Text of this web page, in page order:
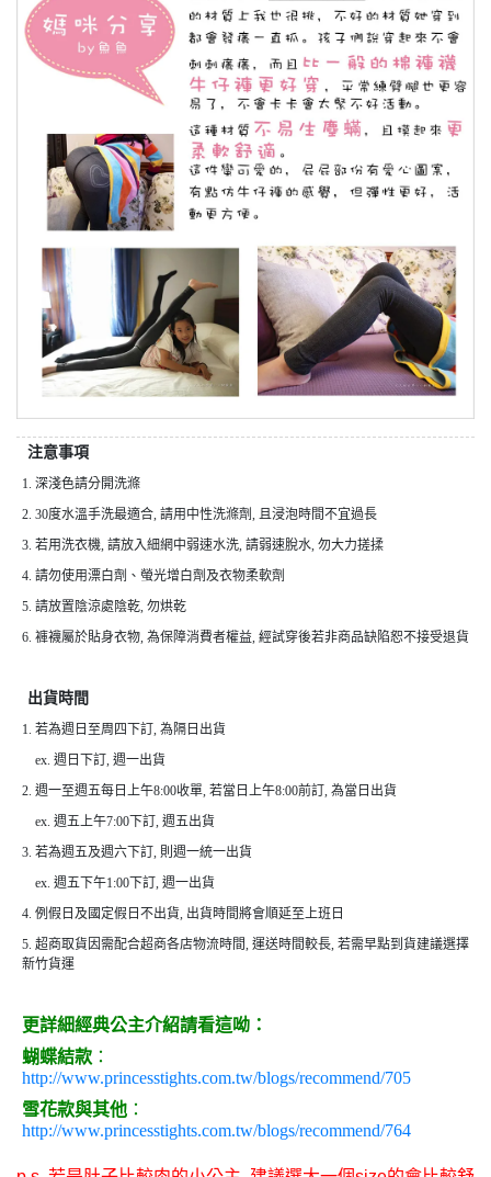
注意事項
1. 深淺色請分開洗滌
2. 30度水溫手洗最適合, 請用中性洗滌劑, 且浸泡時間不宜過長
3. 若用洗衣機, 請放入細網中弱速水洗, 請弱速脫水, 勿大力搓揉
4. 請勿使用漂白劑、螢光增白劑及衣物柔軟劑
5. 請放置陰涼處陰乾, 勿烘乾
6. 褲襪屬於貼身衣物, 為保障消費者權益, 經試穿後若非商品缺陷恕不接受退貨
出貨時間
1. 若為週日至周四下訂, 為隔日出貨
ex. 週日下訂, 週一出貨
2. 週一至週五每日上午8:00收單, 若當日上午8:00前訂, 為當日出貨
ex. 週五上午7:00下訂, 週五出貨
3. 若為週五及週六下訂, 則週一統一出貨
ex. 週五下午1:00下訂, 週一出貨
4. 例假日及國定假日不出貨, 出貨時間將會順延至上班日
5. 超商取貨因需配合超商各店物流時間, 運送時間較長, 若需早點到貨建議選擇
新竹貨運
更詳細經典公主介紹請看這呦：
蝴蝶結款 ：
http://www.princesstights.com.tw/blogs/recommend/705
雪花款與其他 ：
http://www.princesstights.com.tw/blogs/recommend/764